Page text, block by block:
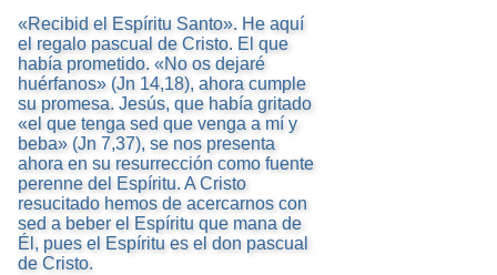
«Recibid el Espíritu Santo». He aquí
el regalo pascual de Cristo. El que
había prometido. «No os dejaré
huérfanos» (Jn 14,18), ahora cumple
su promesa. Jesús, que había gritado
«el que tenga sed que venga a mí y
beba» (Jn 7,37), se nos presenta
ahora en su resurrección como fuente
perenne del Espíritu. A Cristo
resucitado hemos de acercarnos con
sed a beber el Espíritu que mana de
Él, pues el Espíritu es el don pascual
de Cristo.